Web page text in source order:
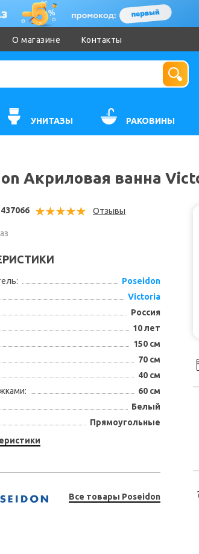
О магазине Контакты
УНИТАЗЫ РАКОВИНЫ
Акриловая ванна
437066 Отзывы
Poseidon
Victoria
Россия
10 лет
150 см
70 см
40 см
60 см
Белый
Прямоугольные
Все товары Poseidon